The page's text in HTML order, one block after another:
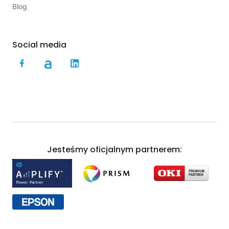
Blog
Social media
Jesteśmy oficjalnym partnerem: